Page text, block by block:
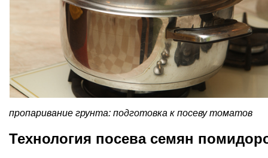
пропаривание грунта: подготовка к посеву томатов
Технология посева семян